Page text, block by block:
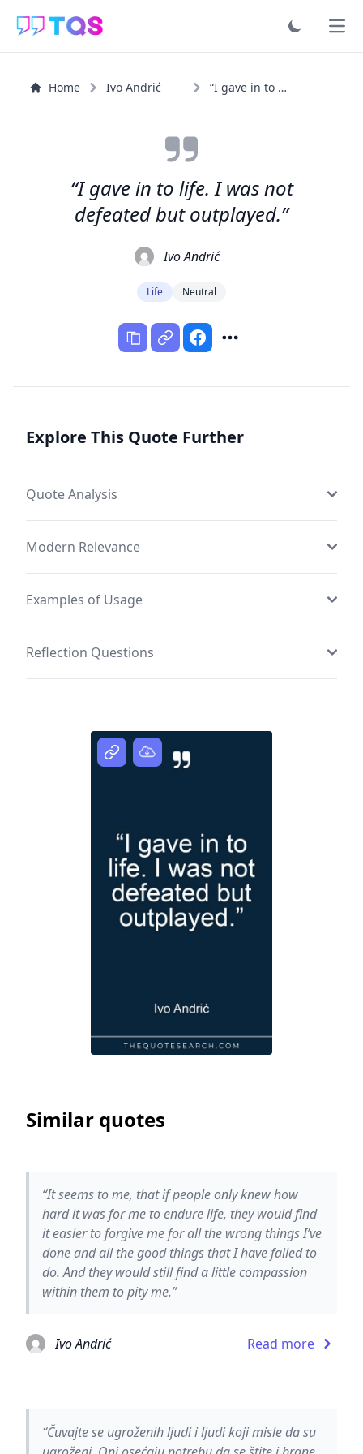
Home Ivo Andrić “I gave in to life. I was not defeated but outplayed.”
“I gave in to life. I was not
defeated but outplayed.”
Ivo Andrić
Life Neutral
Explore This Quote Further
Quote Analysis
Modern Relevance
Examples of Usage
Reflection Questions
Similar quotes
“It seems to me, that if people only knew how
hard it was for me to endure life, they would find
it easier to forgive me for all the wrong things I’ve
done and all the good things that I have failed to
do. And they would still find a little compassion
within them to pity me.”
Ivo Andrić Read more
“Čuvajte se ugroženih ljudi i ljudi koji misle da su